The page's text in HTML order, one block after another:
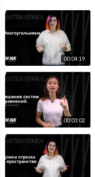
00:04:19
00:03:02